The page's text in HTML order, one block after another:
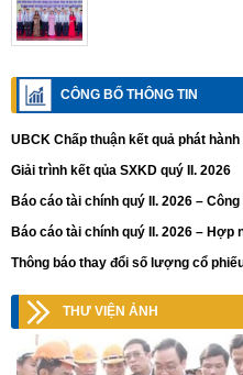
CÔNG BỐ THÔNG TIN
UBCK Chấp thuận kết quả phát
Giải trình kết qủa SXKD quý II. 2026
Báo cáo tài chính quý II. 2026 –
Báo cáo tài chính quý II. 2026 – Hợp
Thông báo thay đổi số lượng cổ
THƯ VIỆN ẢNH